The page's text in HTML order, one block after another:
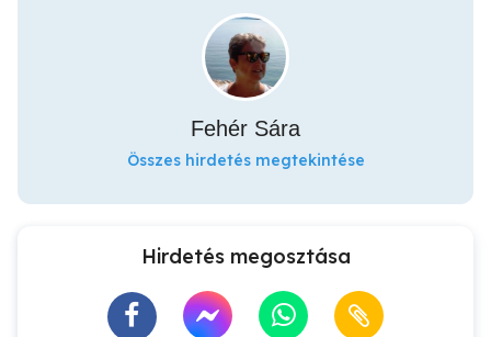
Fehér Sára
Összes hirdetés megtekintése
Hirdetés megosztása